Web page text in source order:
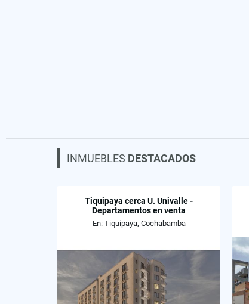
INMUEBLES DESTACADOS
Tiquipaya cerca U. Univalle -
Departamentos en venta
En: Tiquipaya, Cochabamba